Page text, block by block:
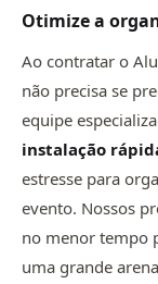
Otimize a
Ao contratar o
não precisa se
equipe
instalação
estresse para
evento. Nossos
no menor tempo
uma grande